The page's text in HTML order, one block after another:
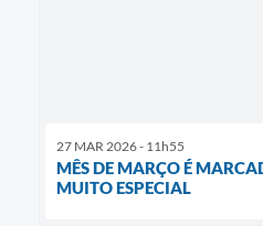
27 MAR 2026 - 11h55
MÊS DE MARÇO É
MUITO ESPECIAL